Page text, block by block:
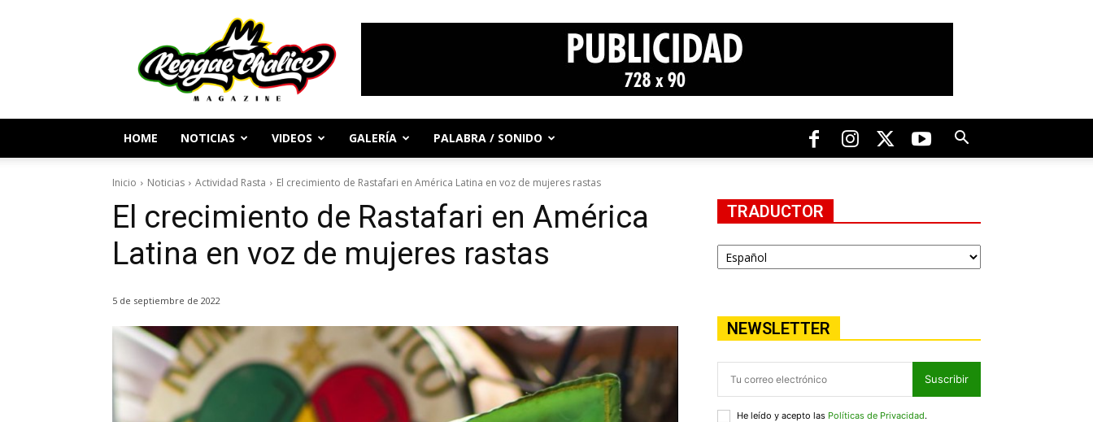
Periodismo
y
Cultura
Reggae
HOME NOTICIAS VIDEOS GALERÍA PALABRA / SONIDO
Inicio Noticias Actividad Rasta El crecimiento de Rastafari en América Latina en voz de mujeres rastas
El crecimiento de Rastafari en América
Latina en voz de mujeres rastas
5 de septiembre de 2022
TRADUCTOR
NEWSLETTER
Suscribir
He leído y acepto las Políticas de Privacidad.